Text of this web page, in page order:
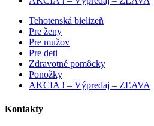
Tehotenská bielizeň
Pre ženy
Pre mužov
Pre deti
Zdravotné pomôcky
Ponožky
AKCIA ! – Výpredaj – ZĽAVA
Kontakty